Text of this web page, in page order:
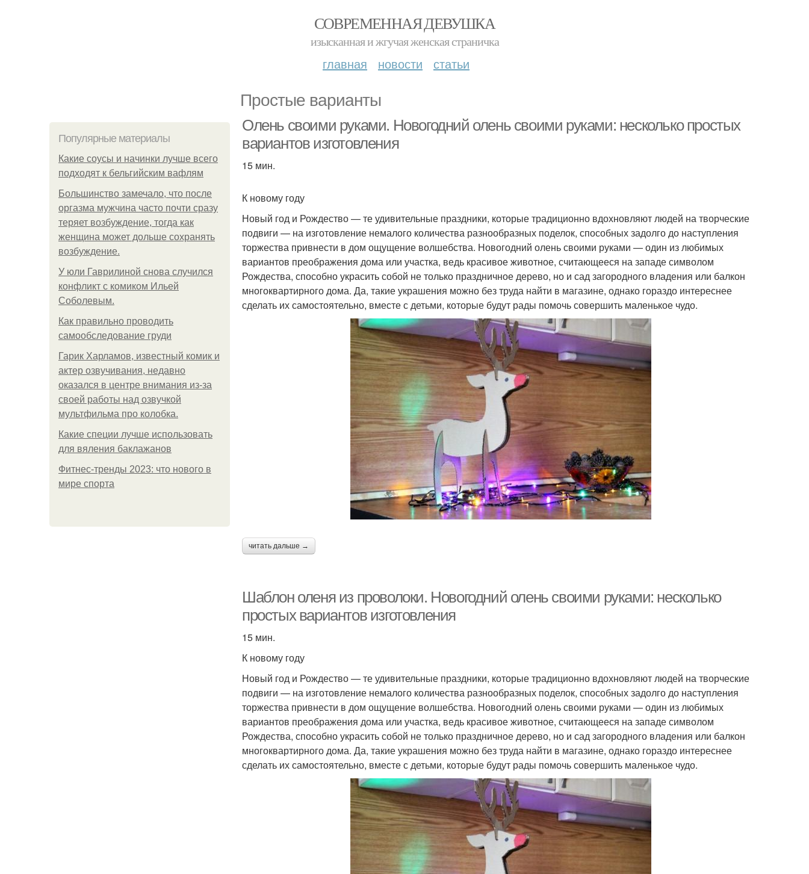
СОВРЕМЕННАЯ ДЕВУШКА
изысканная и жгучая женская страничка
главная новости статьи
Простые варианты
Популярные материалы
Какие соусы и начинки лучше всего
подходят к бельгийским вафлям
Большинство замечало, что после
оргазма мужчина часто почти сразу
теряет возбуждение, тогда как
женщина может дольше сохранять
возбуждение.
У юли Гаврилиной снова случился
конфликт с комиком Ильей
Соболевым.
Как правильно проводить
самообследование груди
Гарик Харламов, известный комик и
актер озвучивания, недавно
оказался в центре внимания из-за
своей работы над озвучкой
мультфильма про колобка.
Какие специи лучше использовать
для вяления баклажанов
Фитнес-тренды 2023: что нового в
мире спорта
Олень своими руками. Новогодний олень своими руками: несколько простых
вариантов изготовления
15 мин.
К новому году
Новый год и Рождество — те удивительные праздники, которые традиционно вдохновляют людей на творческие
подвиги — на изготовление немалого количества разнообразных поделок, способных задолго до наступления
торжества привнести в дом ощущение волшебства. Новогодний олень своими руками — один из любимых
вариантов преображения дома или участка, ведь красивое животное, считающееся на западе символом
Рождества, способно украсить собой не только праздничное дерево, но и сад загородного владения или балкон
многоквартирного дома. Да, такие украшения можно без труда найти в магазине, однако гораздо интереснее
сделать их самостоятельно, вместе с детьми, которые будут рады помочь совершить маленькое чудо.
читать дальше →
Шаблон оленя из проволоки. Новогодний олень своими руками: несколько
простых вариантов изготовления
15 мин.
К новому году
Новый год и Рождество — те удивительные праздники, которые традиционно вдохновляют людей на творческие
подвиги — на изготовление немалого количества разнообразных поделок, способных задолго до наступления
торжества привнести в дом ощущение волшебства. Новогодний олень своими руками — один из любимых
вариантов преображения дома или участка, ведь красивое животное, считающееся на западе символом
Рождества, способно украсить собой не только праздничное дерево, но и сад загородного владения или балкон
многоквартирного дома. Да, такие украшения можно без труда найти в магазине, однако гораздо интереснее
сделать их самостоятельно, вместе с детьми, которые будут рады помочь совершить маленькое чудо.